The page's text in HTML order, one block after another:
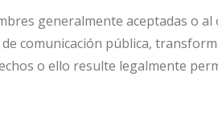
generalmente aceptadas o al
comunicación pública,
o ello resulte legalmente